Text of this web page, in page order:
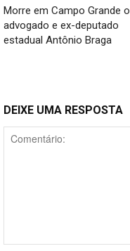
Morre em Campo Grande o
advogado e ex-deputado
estadual Antônio Braga
DEIXE UMA RESPOSTA